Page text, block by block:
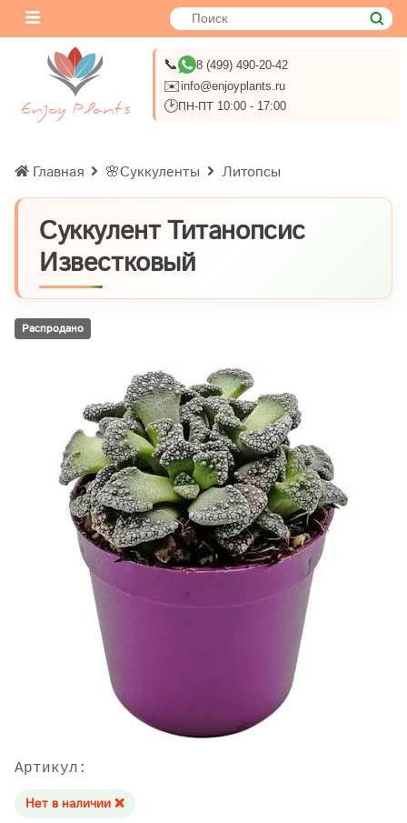
📞 8 (499) 490-20-42
✉️info@enjoyplants.ru
🕑ПН-ПТ 10:00 - 17:00
Главная 🌸Суккуленты Литопсы
Суккулент Титанопсис
Известковый
Распродано
Артикул:
Нет в наличии ❌